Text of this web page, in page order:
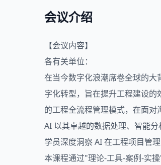
会议介绍
【会议内容】
各有关单位：
在当今数字化浪潮席卷全球的
字化转型，旨在提升工程建设
的工程全流程管理模式，在面对
AI 以其卓越的数据处理、智能
学员深度洞察 AI 在工程项目管
本课程通过"理论-工具-案例-实